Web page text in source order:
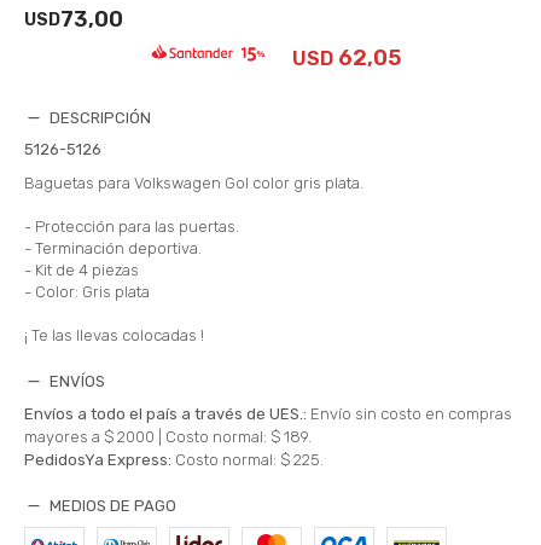
USD73,00
USD 62,05
DESCRIPCIÓN
5126-5126
Baguetas para Volkswagen Gol color gris plata.
- Protección para las puertas.
- Terminación deportiva.
- Kit de 4 piezas
- Color: Gris plata
¡ Te las llevas colocadas !
ENVÍOS
Envíos a todo el país a través de UES.: Envío sin costo en compras
mayores a $ 2000 | Costo normal: $ 189.
PedidosYa Express: Costo normal: $ 225.
MEDIOS DE PAGO